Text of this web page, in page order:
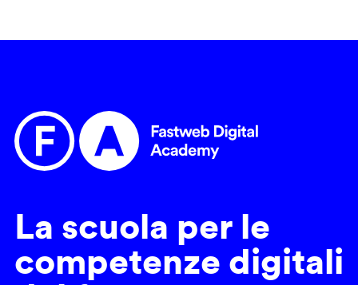
La scuola per le
competenze digitali